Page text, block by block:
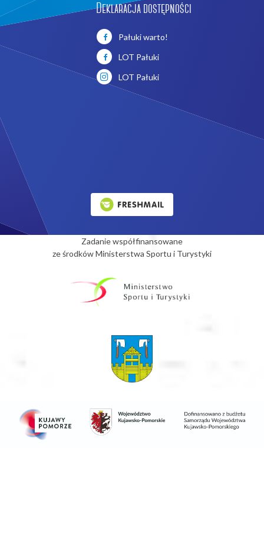
Deklaracja dostępności
Pałuki warto!
LOT Pałuki
LOT Pałuki
Zadanie współfinansowane
ze środków Ministerstwa Sportu i Turystyki